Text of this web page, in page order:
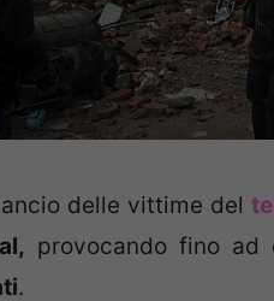
delle vittime del
provocando fino ad
.